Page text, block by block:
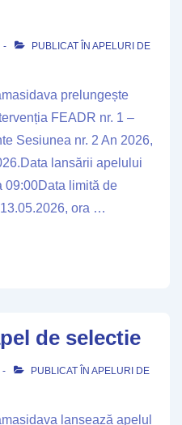
PUBLICAT ÎN APELURI DE
prelungește
FEADR nr. 1 –
Sesiunea nr. 2 An 2026,
lansării apelului
09:00Data limită de
ora …
de selectie
PUBLICAT ÎN APELURI DE
lansează apelul